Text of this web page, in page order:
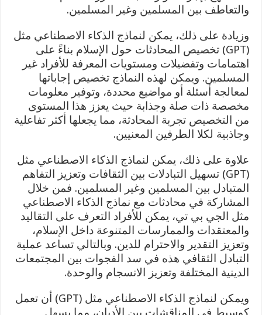
والتعاطف بين المسلمين وغير المسلمين.
وزيادة على ذلك، يمكن لنماذج الذكاء الاصطناعي مثل
(GPT) تخصيص المحادثات حول الإسلام بناءً على
اهتمامات وتفضيلات ومستويات المعرفة للأفراد غير
المسلمين. ويمكن لهذه النماذج تخصيص إجاباتها
لمعالجة أسئلة أو مواضيع محددة، وتوفير معلومات
مخصصة ذات صلة وجذابة حيث يعزز هذا المستوى
من التخصيص تجربة المحادثة، مما يجعلها أكثر تفاعلية
وجاذبية لكلا الطرفين المعنيين.
علاوة على ذلك، يمكن لنماذج الذكاء الاصطناعي مثل
(GPT) تسهيل التبادلات بين الثقافات وتعزيز التفاهم
المتبادل بين المسلمين وغير المسلمين. فمن خلال
المشاركة في محادثات مع نماذج الذكاء الاصطناعي
مثل الجي بي تي، يمكن للأفراد التعرف على التقاليد
والمعتقدات والممارسات المتنوعة داخل الإسلام،
وتعزيز التقدير والاحترام للدين. وبالتالي تساعد عملية
التبادل الثقافي هذه في سد الفجوات بين المجتمعات
الدينية المختلفة وتعزيز الانسجام والوحدة.
ويمكن لنماذج الذكاء الاصطناعي مثل (GPT) أن تعمل